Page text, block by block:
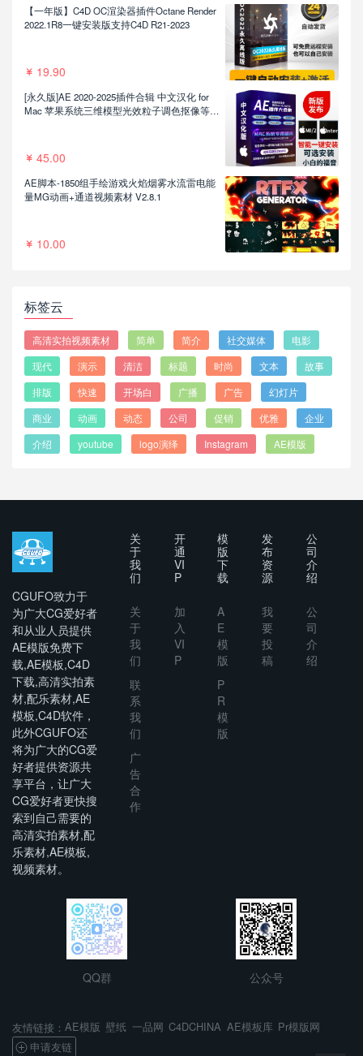
【一年版】C4D OC渲染器插件Octane Render
2022.1R8一键安装版支持C4D R21-2023
19.90
[永久版]AE 2020-2025插件合辑 中文汉化 for
Mac 苹果系统三维模型光效粒子调色抠像等插
45.00
AE脚本-1850组手绘游戏火焰烟雾水流雷电能
量MG动画+通道视频素材 V2.8.1
10.00
标签云
高清实拍视频素材 简单 简介 社交媒体
电影
现代
演示 清洁 标题 时尚 文本
故事
排版
快速 开场白 广播 广告
幻灯片
商业
动画 动态 公司 促销 优雅
企业
介绍
youtube logo演绎 Instagram AE模版
CGUFO致力于
为广大CG爱好者
和从业人员提供
AE模版免费下
载,AE模板,C4D
下载,高清实拍素
材,配乐素材,AE
模板,C4D软件，
此外CGUFO还
将为广大的CG爱
好者提供资源共
享平台，让广大
CG爱好者更快搜
索到自己需要的
高清实拍素材,配
乐素材,AE模板,
视频素材。
关
于
我
们
关
于
我
们
联
系
我
们
广
告
合
作
开
通
VI
P
加
入
VI
P
模
版
下
载
A
E
模
版
P
R
模
版
发
布
资
源
我
要
投
稿
公
司
介
绍
公
司
介
绍
QQ群 公众号
友情链接： AE模版 壁纸 一品网 C4DCHINA AE模板库 Pr模版网
申请友链